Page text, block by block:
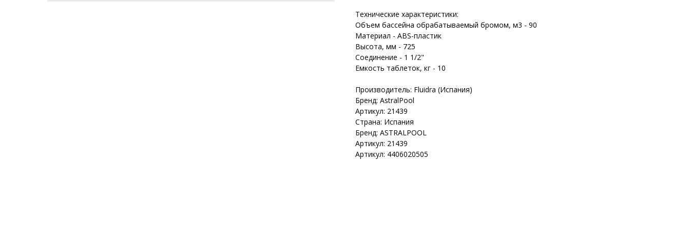
Технические характеристики:
Объем бассейна обрабатываемый бромом, м3 - 90
Материал - ABS-пластик
Высота, мм - 725
Соединение - 1 1/2"
Емкость таблеток, кг - 10
Производитель: Fluidra (Испания)
Бренд: AstralPool
Артикул: 21439
Страна: Испания
Бренд: ASTRALPOOL
Артикул: 21439
Артикул: 4406020505